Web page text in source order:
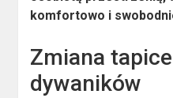
komfortowo i
Zmiana
dywaników